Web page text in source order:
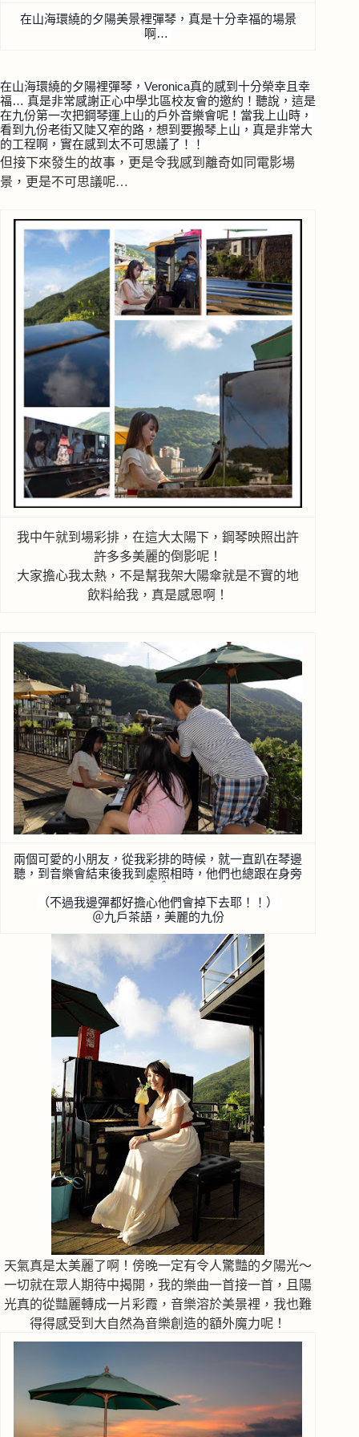
在山海環繞的夕陽美景裡彈琴，真是十分幸福的場景
啊…
在山海環繞的夕陽裡彈琴，Veronica真的感到十分榮幸且幸
福… 真是非常感謝正心中學北區校友會的邀約！ 聽說，這是
在九份第一次把鋼琴運上山的戶外音樂會呢！當我 上山時，
看到九份老街又陡又窄的路，想到要搬琴上山，真是非常大
的工程啊，實在感到太不可思議了！！
但接下來發生的故事，更是令我感到離奇如同電影場
景，更是不可思議呢…
我中午就到場彩排，在這大太陽下，鋼琴映照出許
許多多美麗的倒影呢！
大家擔心我太熱，不是幫我架大陽傘就是不實的地
飲料給我，真是感恩啊！
兩個可愛的小朋友，從我彩排的時候，就一直趴在琴邊
聽， 到音樂會結束後我到處照相時，他們也總跟在身旁
（不過我邊彈都好擔心他們會掉下去耶！！）
＠九戶茶語，美麗的九份
天氣真是太美麗了啊！傍晚一定有令人驚豔的夕陽光～
一切就在眾人期待中揭開，我的樂曲一首接一首，且陽
光真的從豔麗轉成一片彩霞，音樂溶於美景裡，我也難
得得感受到大自然為音樂創造的額外魔力呢！